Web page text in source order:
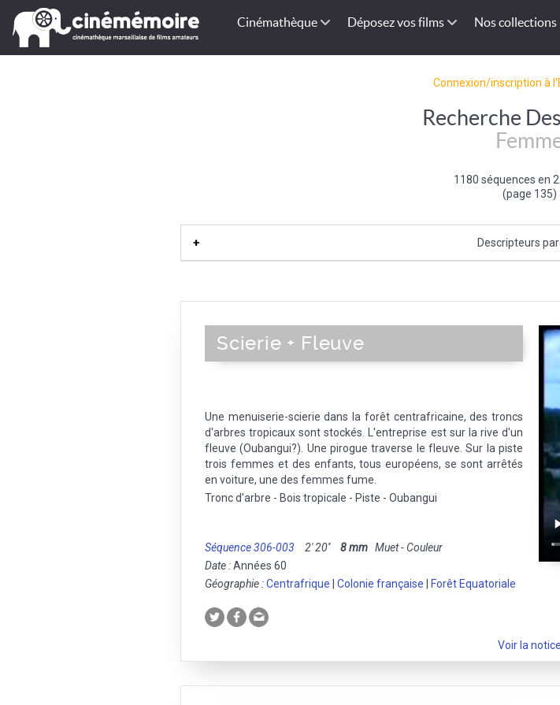
Cinémathèque Déposez vos films Nos collections
Connexion/inscription à
Recherche
1180 séquences en
(page 135)
Descripteurs
Scierie + Fleuve
Une menuiserie-scierie dans la forêt centrafricaine, des troncs
d'arbres tropicaux sont stockés. L'entreprise est sur la rive d'un
fleuve (Oubangui?). Une pirogue traverse le fleuve. Sur la piste
trois femmes et des enfants, tous européens, se sont arrêtés
en voiture, une des femmes fume.
Tronc d'arbre - Bois tropicale - Piste - Oubangui
Séquence 306-003 2' 20'' 8 mm Muet - Couleur
Date :Années 60
Géographie :Centrafrique Colonie française Forêt Equatoriale
Voir la notice